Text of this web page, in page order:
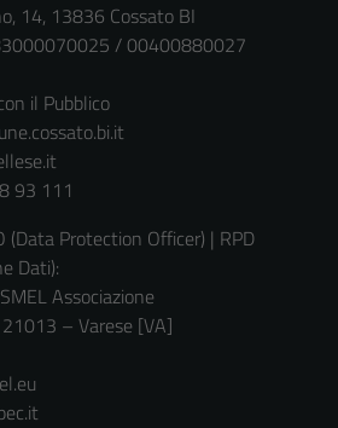
14, 13836 Cossato BI
/ 00400880027
il Pubblico
93 111
(Data Protection Officer) | RPD
Dati):
Associazione
– Varese [VA]